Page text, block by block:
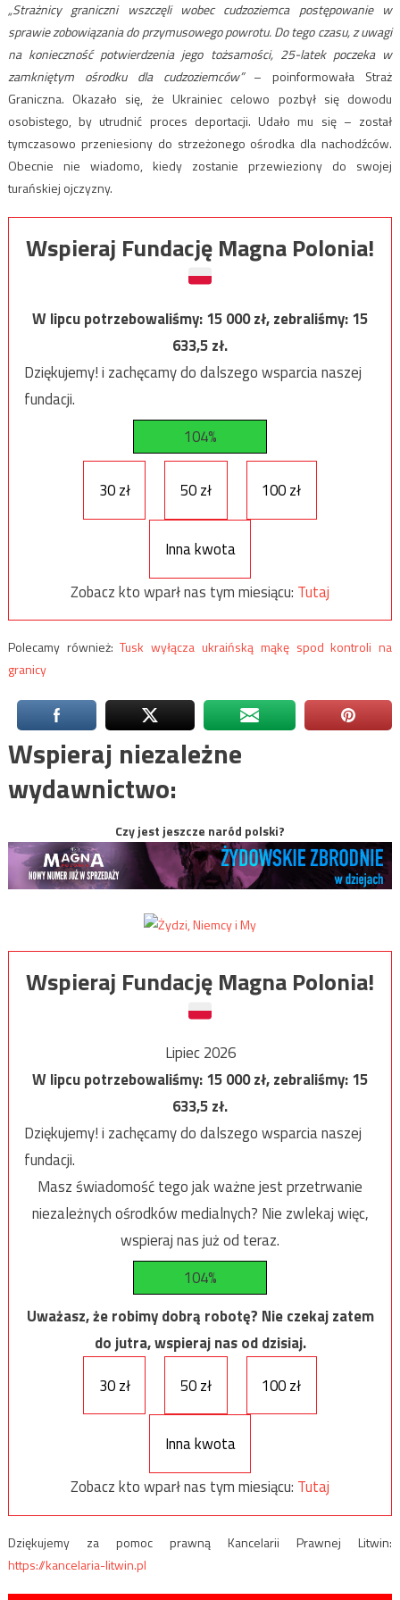
„Strażnicy graniczni wszczęli wobec cudzoziemca postępowanie w
sprawie zobowiązania do przymusowego powrotu. Do tego czasu, z uwagi
na konieczność potwierdzenia jego tożsamości, 25-latek poczeka w
zamkniętym ośrodku dla cudzoziemców”– poinformowała Straż
Graniczna. Okazało się, że Ukrainiec celowo pozbył się dowodu
osobistego, by utrudnić proces deportacji. Udało mu się – został
tymczasowo przeniesiony do strzeżonego ośrodka dla nachodźców.
Obecnie nie wiadomo, kiedy zostanie przewieziony do swojej
turańskiej ojczyzny.
Wspieraj Fundację Magna Polonia!
W lipcu potrzebowaliśmy:15 000zł, zebraliśmy:15
633,5zł.
Dziękujemy! i zachęcamy do dalszego wsparcia naszej
fundacji.
104%
30 zł 50 zł 100 zł
Inna kwota
Zobacz kto wparł nas tym miesiącu: Tutaj
Polecamy również:Tusk wyłącza ukraińską mąkę spod kontroli na
granicy
Wspieraj niezależne
wydawnictwo:
Czy jest jeszcze naród polski?
Wspieraj Fundację Magna Polonia!
Lipiec 2026
W lipcu potrzebowaliśmy:15 000zł, zebraliśmy:15
633,5zł.
Dziękujemy! i zachęcamy do dalszego wsparcia naszej
fundacji.
Masz świadomość tego jak ważne jest przetrwanie
niezależnych ośrodków medialnych? Nie zwlekaj więc,
wspieraj nas już od teraz.
104%
Uważasz, że robimy dobrą robotę? Nie czekaj zatem
do jutra, wspieraj nas od dzisiaj.
30 zł
50 zł 100 zł
Inna kwota
Zobacz kto wparł nas tym miesiącu: Tutaj
Dziękujemy za pomoc prawną Kancelarii Prawnej Litwin:
https://kancelaria-litwin.pl